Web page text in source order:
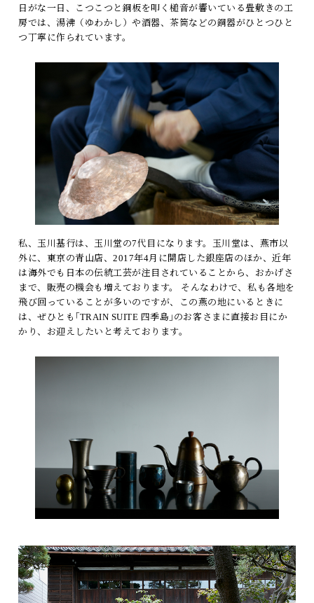
日がな一日、こつこつと銅板を叩く槌音が響いている畳敷きの工
房では、湯沸（ゆわかし）や酒器、茶筒などの銅器がひとつひと
つ丁寧に作られています。
私、玉川基行は、玉川堂の7代目になります。玉川堂は、燕市以
外に、東京の青山店、2017年4月に開店した銀座店のほか、近年
は海外でも日本の伝統工芸が注目されていることから、おかげさ
まで、販売の機会も増えております。 そんなわけで、私も各地を
飛び回っていることが多いのですが、この燕の地にいるときに
は、ぜひとも｢TRAIN SUITE 四季島｣のお客さまに直接お目にか
かり、お迎えしたいと考えております。